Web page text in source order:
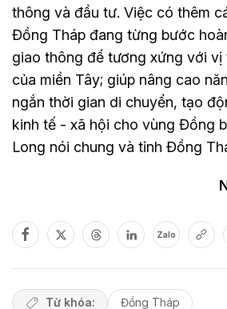
thông và đầu tư. Việc có thêm
Đồng Tháp đang từng bước
giao thông để tương xứng với
của miền Tây; giúp nâng cao
ngắn thời gian di chuyển, tạo
kinh tế - xã hội cho vùng Đồng
Long nói chung và tỉnh Đồng
Zalo
Từ khóa:
Đồng Tháp